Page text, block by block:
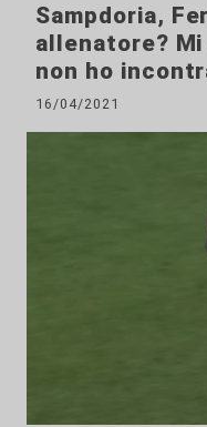
Sampdoria,
allenatore?
non ho
16/04/2021